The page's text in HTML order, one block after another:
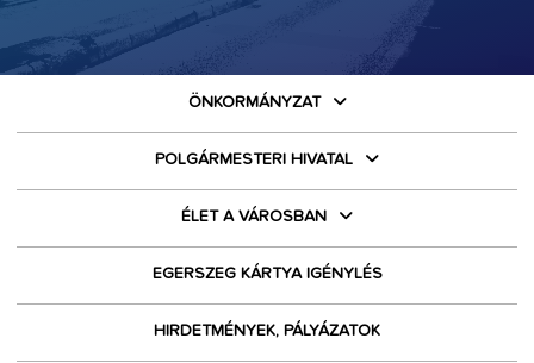
ÖNKORMÁNYZAT
POLGÁRMESTERI HIVATAL
ÉLET A VÁROSBAN
EGERSZEG KÁRTYA IGÉNYLÉS
HIRDETMÉNYEK, PÁLYÁZATOK